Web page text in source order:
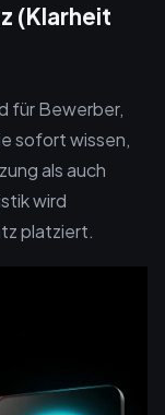
(Klarheit
für Bewerber,
sofort wissen,
als auch
wird
platziert.